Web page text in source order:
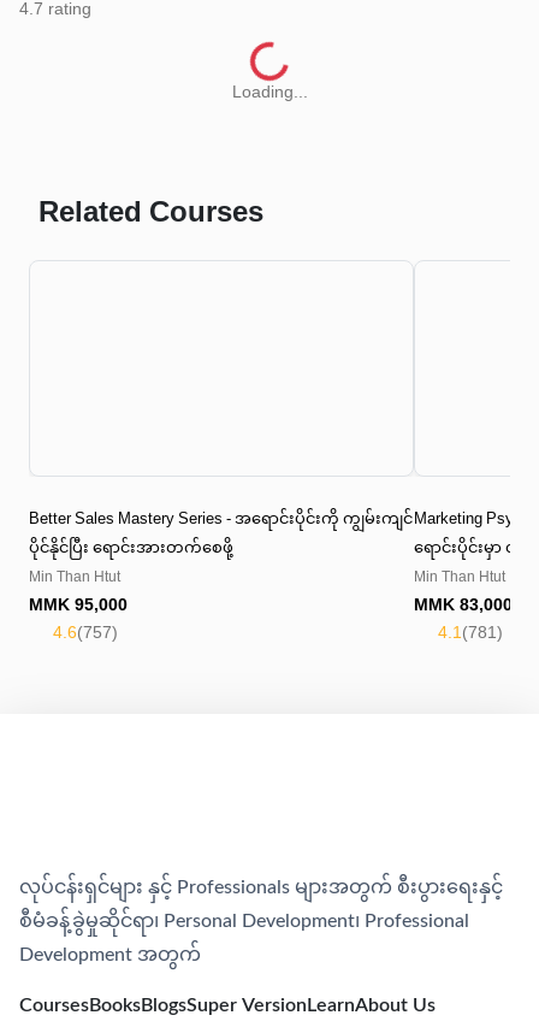
4.7rating
Loading...
Related Courses
Better Sales Mastery Series - အရောင်းပိုင်းကို ကျွမ်းကျင်
ပိုင်နိုင်ပြီး ရောင်းအားတက်စေဖို့
Min Than Htut
MMK95,000
4.6(757)
Marketing
ရောင်းပိုင်းမှာ
Min Than Htut
MMK83,000
4.1(781)
လုပ်ငန်းရှင်များ နှင့် Professionals များအတွက် စီးပွားရေးနှင့်
စီမံခန့်ခွဲမှုဆိုင်ရာ၊​ Personal Development၊​ Professional
Development အတွက်
CoursesBooksBlogsSuper VersionLearnAbout Us